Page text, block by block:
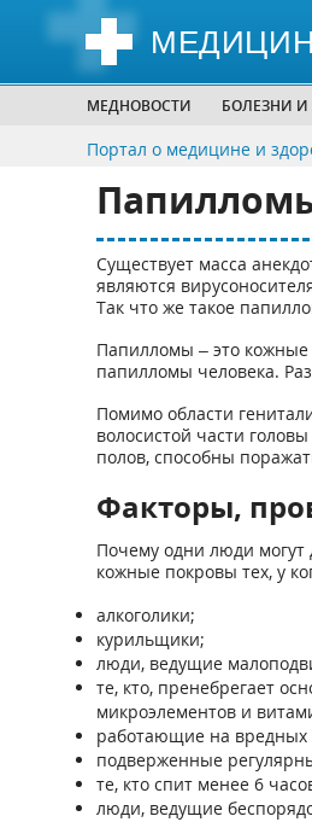
МЕДНОВОСТИ БОЛЕЗНИ И
Портал о медицине и
Существует масса
являются
Так что же такое
Папилломы – это
папилломы человека.
Помимо области
волосистой части
полов, способны
Факторы,
Почему одни люди могут
кожные покровы тех, у
алкоголики;
курильщики;
люди, ведущие
те, кто, пренебрегает
микроэлементов и
работающие на вредных
подверженные
те, кто спит менее 6
люди, ведущие